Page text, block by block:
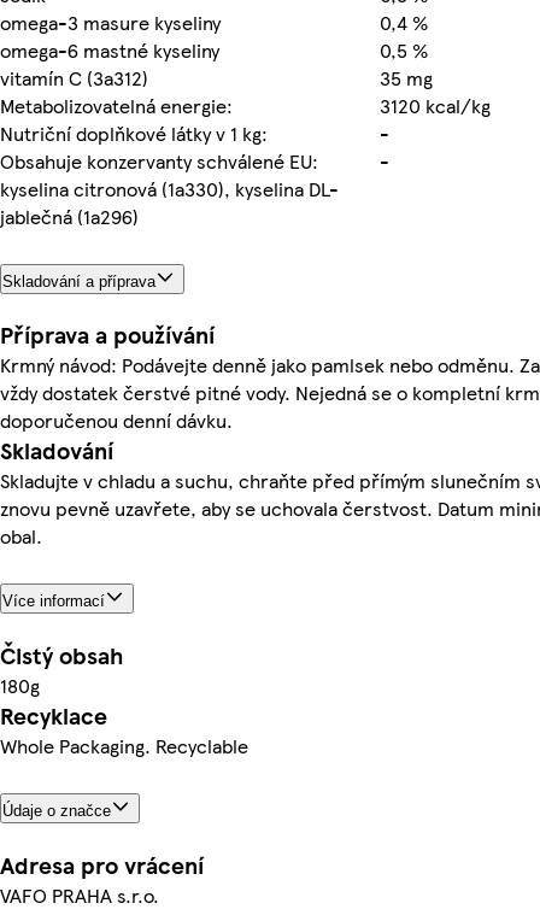
omega-3 masure kyseliny
0,4 %
omega-6 mastné kyseliny
0,5 %
vitamín C (3a312)
35 mg
Metabolizovatelná energie:
3120 kcal/kg
Nutriční doplňkové látky v 1 kg:
-
Obsahuje konzervanty schválené EU:
kyselina citronová (1a330), kyselina DL-
jablečná (1a296)
-
Skladování a příprava
Příprava a používání
Krmný návod: Podávejte denně jako pamlsek nebo odměnu.
vždy dostatek čerstvé pitné vody. Nejedná se o kompletní
doporučenou denní dávku.
Skladování
Skladujte v chladu a suchu, chraňte před přímým slunečním
znovu pevně uzavřete, aby se uchovala čerstvost. Datum
obal.
Více informací
Čistý obsah
180g
Recyklace
Whole Packaging. Recyclable
Údaje o značce
Adresa pro vrácení
VAFO PRAHA s.r.o.